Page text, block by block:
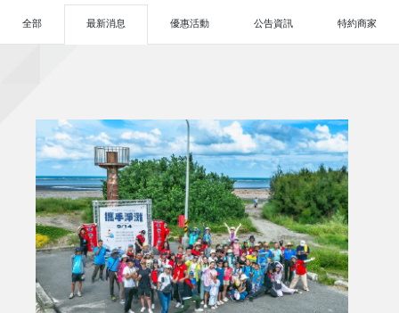
全部 最新消息 優惠活動 公告資訊 特約商家